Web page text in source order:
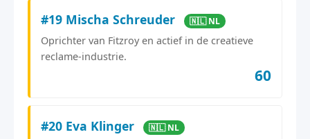
#19 Mischa Schreuder 🇳🇱 NL
Oprichter van Fitzroy en actief in de creatieve
reclame-industrie.
60
#20 Eva Klinger 🇳🇱 NL